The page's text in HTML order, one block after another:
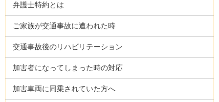
弁護士特約とは
ご家族が交通事故に遭われた時
交通事故後のリハビリテーション
加害者になってしまった時の対応
加害車両に同乗されていた方へ